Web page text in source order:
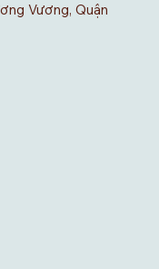
Vương, Quận